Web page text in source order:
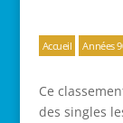
Accueil Années
Ce
des singles